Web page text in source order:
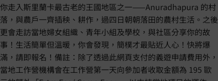
你走入斯里蘭卡最古老的王國地區之一——Anuradhapura 的村
落，與農戶一齊插秧、耕作，過四日朝朝落田的農村生活。之後
更會走訪當地婦女組織、青年小組及學校，與社區分享你的故
事！生活簡單但溫暖，你會發現，簡樸才最貼近人心！快將爆
滿，請即報名！備註：除了透過此網頁支付的義遊申請費用外，
當地工作營機構會在工作營第一天向參加者收取金額為 195 歐